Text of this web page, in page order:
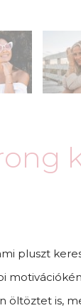
pluszt
öltöztet is,